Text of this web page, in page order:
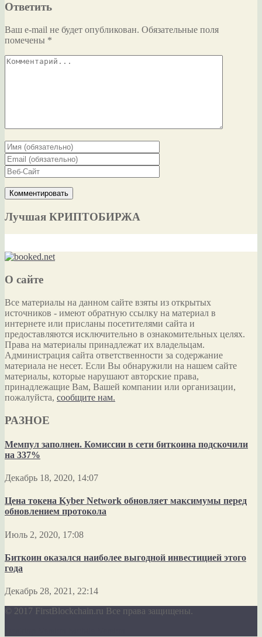
Ответить
Ваш e-mail не будет опубликован. Обязательные поля
помечены *
Лучшая КРИПТОБИРЖА
О сайте
Все материалы на данном сайте взяты из открытых
источников - имеют обратную ссылку на материал в
интернете или присланы посетителями сайта и
предоставляются исключительно в ознакомительных целях.
Права на материалы принадлежат их владельцам.
Администрация сайта ответственности за содержание
материала не несет. Если Вы обнаружили на нашем сайте
материалы, которые нарушают авторские права,
принадлежащие Вам, Вашей компании или организации,
пожалуйста, сообщите нам.
РАЗНОЕ
Мемпул заполнен. Комиссии в сети биткоина подскочили
на 337%
Декабрь 18, 2020, 14:07
Цена токена Kyber Network обновляет максимумы перед
обновлением протокола
Июль 2, 2020, 17:08
Биткоин оказался наиболее выгодной инвестицией этого
года
Декабрь 28, 2021, 22:14
© 2017 FirstBlockchain.ru Все права защищены.